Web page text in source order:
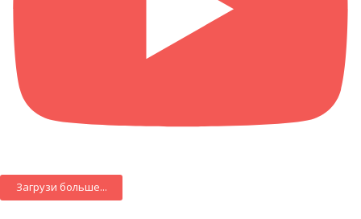
Загрузи больше...